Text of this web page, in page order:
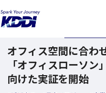
メニ
オフィス空間に合わ
「オフィスローソ
向けた実証を開始